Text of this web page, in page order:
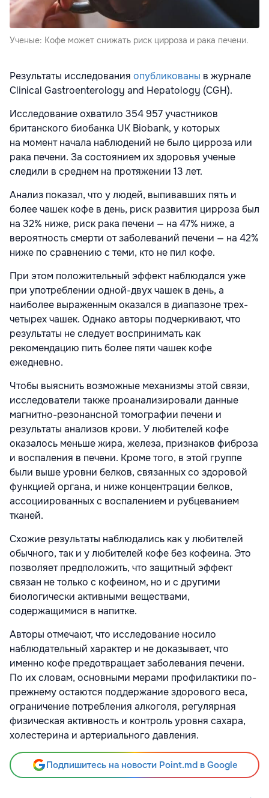
Ученые: Кофе может снижать риск цирроза и рака печени.
Результаты исследования опубликованы в журнале
Clinical Gastroenterology and Hepatology (CGH).
Исследование охватило 354 957 участников
британского биобанка UK Biobank, у которых
на момент начала наблюдений не было цирроза или
рака печени. За состоянием их здоровья ученые
следили в среднем на протяжении 13 лет.
Анализ показал, что у людей, выпивавших пять и
более чашек кофе в день, риск развития цирроза был
на 32% ниже, риск рака печени — на 47% ниже, а
вероятность смерти от заболеваний печени — на 42%
ниже по сравнению с теми, кто не пил кофе.
При этом положительный эффект наблюдался уже
при употреблении одной-двух чашек в день, а
наиболее выраженным оказался в диапазоне трех-
четырех чашек. Однако авторы подчеркивают, что
результаты не следует воспринимать как
рекомендацию пить более пяти чашек кофе
ежедневно.
Чтобы выяснить возможные механизмы этой связи,
исследователи также проанализировали данные
магнитно-резонансной томографии печени и
результаты анализов крови. У любителей кофе
оказалось меньше жира, железа, признаков фиброза
и воспаления в печени. Кроме того, в этой группе
были выше уровни белков, связанных со здоровой
функцией органа, и ниже концентрации белков,
ассоциированных с воспалением и рубцеванием
тканей.
Схожие результаты наблюдались как у любителей
обычного, так и у любителей кофе без кофеина. Это
позволяет предположить, что защитный эффект
связан не только с кофеином, но и с другими
биологически активными веществами,
содержащимися в напитке.
Авторы отмечают, что исследование носило
наблюдательный характер и не доказывает, что
именно кофе предотвращает заболевания печени.
По их словам, основными мерами профилактики по-
прежнему остаются поддержание здорового веса,
ограничение потребления алкоголя, регулярная
физическая активность и контроль уровня сахара,
холестерина и артериального давления.
Подпишитесь на новости Point.md в Google